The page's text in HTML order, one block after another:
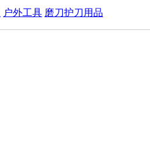
户外工具 磨刀护刀用品